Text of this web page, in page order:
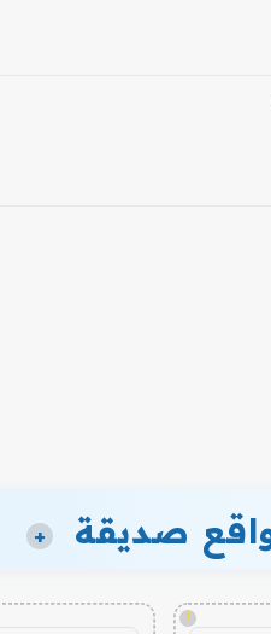
صديقة +
!